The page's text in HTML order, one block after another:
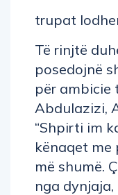
trupat
Të rinjtë
posedojnë
për ambicie
Abdulazizi,
“Shpirti im
kënaqet me
më shumë.
nga